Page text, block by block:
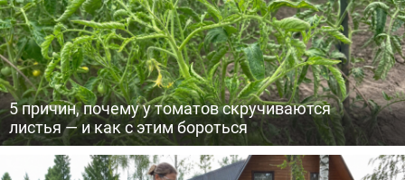
5 причин, почему у томатов скручиваются
листья — и как с этим бороться